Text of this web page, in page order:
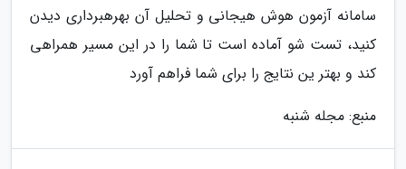
سامانه آزمون هوش هیجانی و تحلیل آن بهرهبرداری دیدن
کنید، تست شو آماده است تا شما را در این مسیر همراهی
کند و بهتر ین نتایج را برای شما فراهم آورد
منبع: مجله شنبه